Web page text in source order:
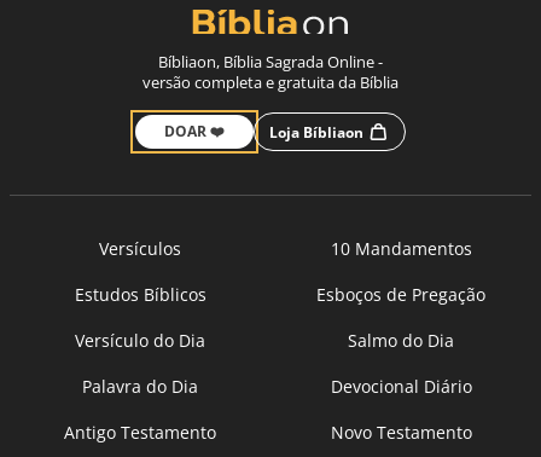
Bíbliaon, Bíblia Sagrada Online -
versão completa e gratuita da Bíblia
DOAR ❤️ Loja Bíbliaon
Versículos
10 Mandamentos
Estudos Bíblicos
Esboços de Pregação
Versículo do Dia
Salmo do Dia
Palavra do Dia
Devocional Diário
Antigo Testamento
Novo Testamento